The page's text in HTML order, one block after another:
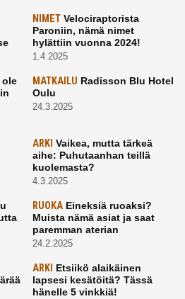
NIMETVelociraptorista
Paroniin, nämä nimet
hylättiin vuonna 2024!
1.4.2025
ole
MATKAILU Radisson Blu Hotel
Oulu
24.3.2025
ARKI Vaikea, mutta tärkeä
aihe: Puhutaanhan teillä
kuolemasta?
4.3.2025
RUOKAEineksiä ruoaksi?
Muista nämä asiat ja saat
paremman aterian
24.2.2025
ARKI Etsiikö alaikäinen
lapsesi kesätöitä? Tässä
hänelle 5 vinkkiä!